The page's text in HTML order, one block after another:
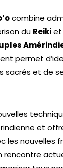
combine
du Reikiet
permet
sacrés et de
et
les nouvelles
rencontre